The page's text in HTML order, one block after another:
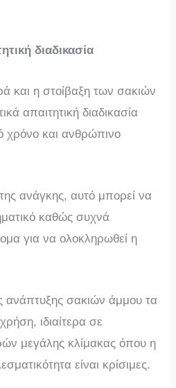
διαδικασία
και η στοίβαξη των σακιών
απαιτητική διαδικασία
χρόνο και ανθρώπινο
ανάγκης, αυτό μπορεί να
καθώς συχνά
για να ολοκληρωθεί η
ανάπτυξης σακιών άμμου τα
ιδιαίτερα σε
μεγάλης κλίμακας όπου η
είναι κρίσιμες.